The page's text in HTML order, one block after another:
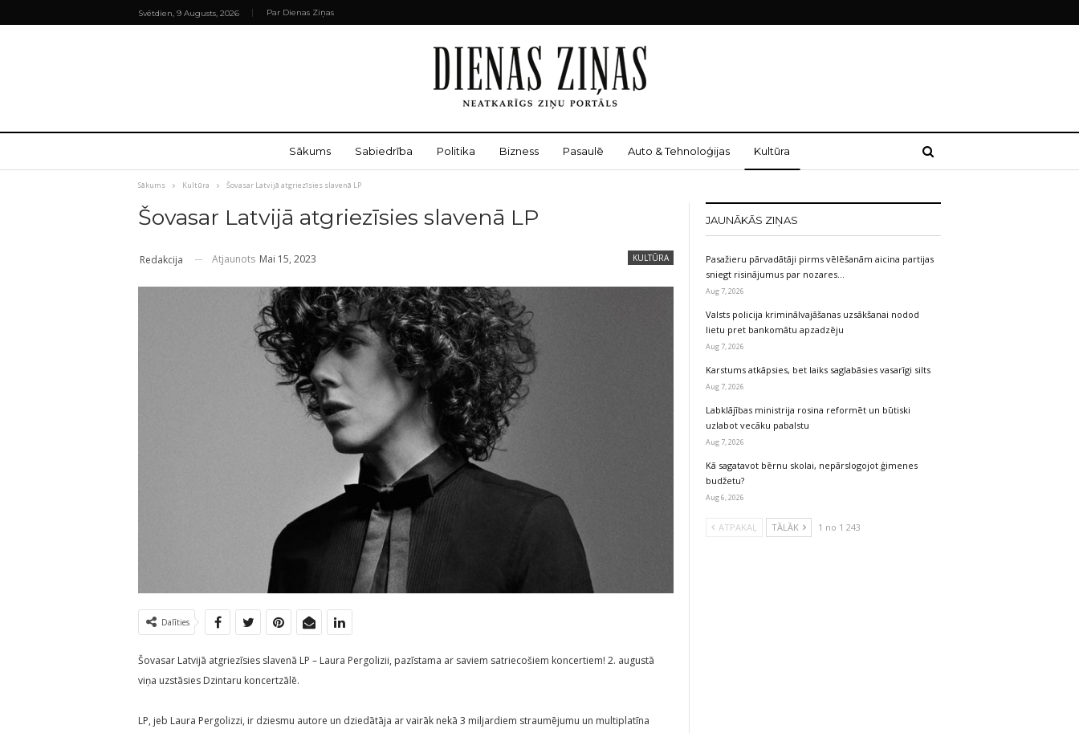
Svētdien, 9 Augusts, 2026 Par Dienas Ziņas
Sākums Sabiedrība Politika Bizness Pasaulē Auto & Tehnoloģijas Kultūra
Sākums Kultūra Šovasar Latvijā atgriezīsies slavenā LP
Šovasar Latvijā atgriezīsies slavenā LP
KULTŪRA
Redakcija Atjaunots Mai 15, 2023
Dalīties
Šovasar Latvijā atgriezīsies slavenā LP – Laura Pergolizii, pazīstama ar saviem satriecošiem koncertiem! 2. augustā
viņa uzstāsies Dzintaru koncertzālē.
LP, jeb Laura Pergolizzi, ir dziesmu autore un dziedātāja ar vairāk nekā 3 miljardiem straumējumu un multiplatīna
JAUNĀKĀS ZIŅAS
Pasažieru pārvadātāji pirms vēlēšanām aicina partijas
sniegt risinājumus par nozares…
Aug 7, 2026
Valsts policija kriminālvajāšanas uzsākšanai nodod
lietu pret bankomātu apzadzēju
Aug 7, 2026
Karstums atkāpsies, bet laiks saglabāsies vasarīgi silts
Aug 7, 2026
Labklājības ministrija rosina reformēt un būtiski
uzlabot vecāku pabalstu
Aug 7, 2026
Kā sagatavot bērnu skolai, nepārslogojot ģimenes
budžetu?
Aug 6, 2026
ATPAKAĻ TĀLĀK 1 no 1 243